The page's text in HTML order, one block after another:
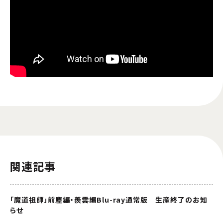
関連記事
「魔道祖師」前塵編・羨雲編Blu-ray通常版 生産終了のお知
らせ